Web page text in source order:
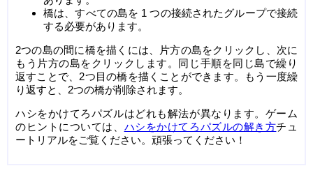
橋は、すべての島を 1 つの接続されたグループで接続
する必要があります。
2つの島の間に橋を描くには、片方の島をクリックし、次に
もう片方の島をクリックします。同じ手順を同じ島で繰り
返すことで、2つ目の橋を描くことができます。もう一度繰
り返すと、2つの橋が削除されます。
ハシをかけてろパズルはどれも解法が異なります。ゲーム
のヒントについては、 ハシをかけてろパズルの解き方チュ
ートリアルをご覧ください。頑張ってください！